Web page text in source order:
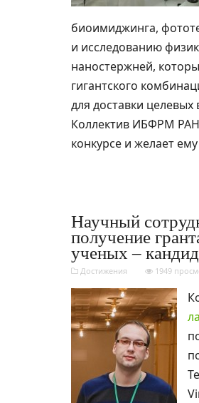
биоимиджинга,
и исследованию
наностержней,
гигантского
для доставки целевых
Коллектив ИБФРМ РАН
конкурсе и желает
Научный
получение
ученых –
Достижения 1949